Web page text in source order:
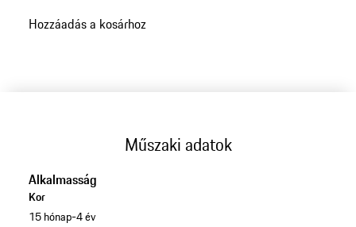
Hozzáadás a kosárhoz
Műszaki adatok
Alkalmasság
Kor
15 hónap-4 év